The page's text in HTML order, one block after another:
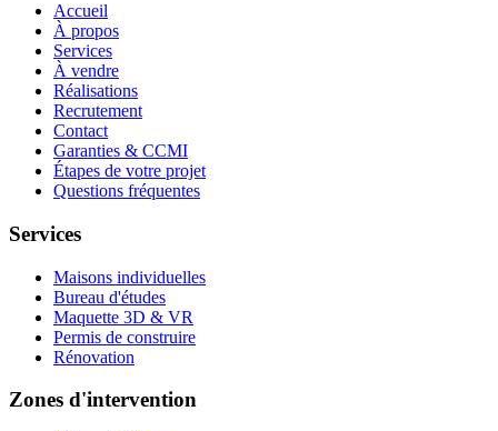
Accueil
À propos
Services
À vendre
Réalisations
Recrutement
Contact
Garanties & CCMI
Étapes de votre projet
Questions fréquentes
Services
Maisons individuelles
Bureau d'études
Maquette 3D & VR
Permis de construire
Rénovation
Zones d'intervention